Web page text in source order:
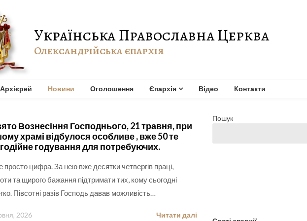
Українська Православна Церква
Олександрійська єпархія
Архієрей Новини Оголошення Єпархія Відео Контакти
Вознесіння Господнього, 21 травня, при
храмі відбулося особливе , вже 50 те
годування для потребуючих.
просто цифра. За нею вже десятки четвергів праці,
та щирого бажання підтримати тих, кому сьогодні
Півсотні разів Господь давав можливість…
2026 Читати далі
Пошук